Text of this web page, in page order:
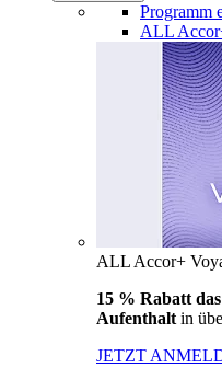
Programm
ALL
ALL Accor+
15 % Rabatt
Aufenthalt in
JETZT